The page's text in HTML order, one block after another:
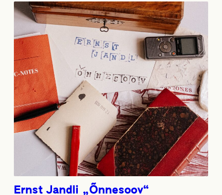
Ernst Jandli „Õnnesoov“